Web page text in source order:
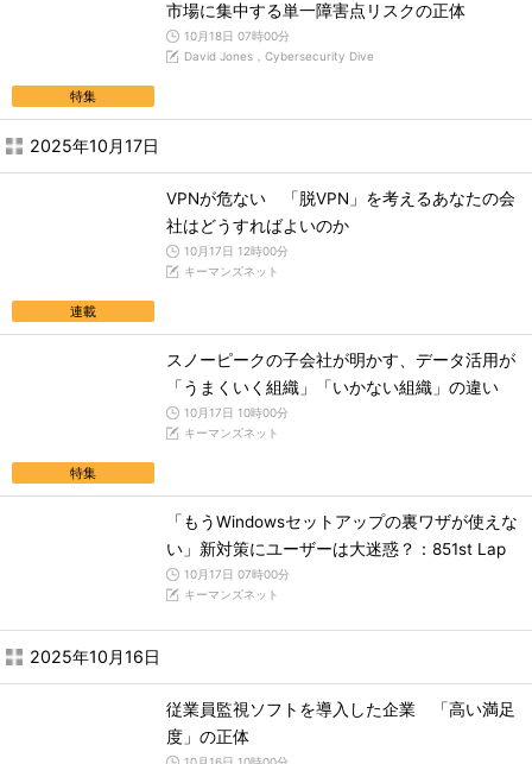
特集
市場に集中する単一障害点リスクの正体
10月18日 07時00分
David Jones，Cybersecurity Dive
2025年10月17日
連載
VPNが危ない 「脱VPN」を考えるあなたの会
社はどうすればよいのか
10月17日 12時00分
キーマンズネット
特集
スノーピークの子会社が明かす、データ活用が
「うまくいく組織」「いかない組織」の違い
10月17日 10時00分
キーマンズネット
「もうWindowsセットアップの裏ワザが使えな
い」新対策にユーザーは大迷惑？：851st Lap
10月17日 07時00分
キーマンズネット
2025年10月16日
従業員監視ソフトを導入した企業 「高い満足
度」の正体